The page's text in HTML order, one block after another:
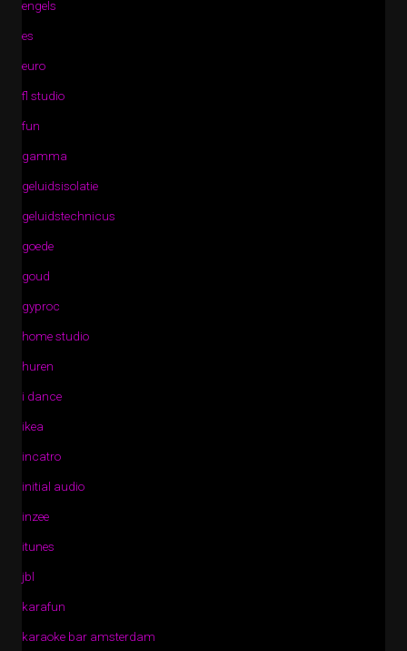
engels
es
euro
fl studio
fun
gamma
geluidsisolatie
geluidstechnicus
goede
goud
gyproc
home studio
huren
i dance
ikea
incatro
initial audio
inzee
itunes
jbl
karafun
karaoke bar amsterdam